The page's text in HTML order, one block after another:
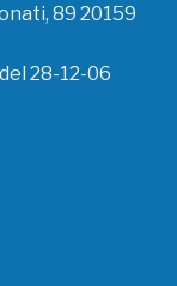
89 20159
28-12-06